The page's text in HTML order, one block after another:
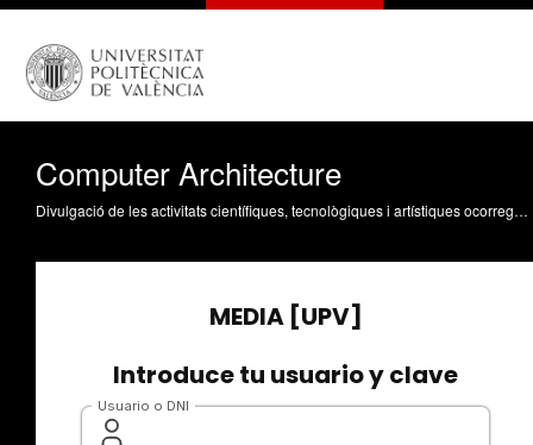
Computer Architecture
Divulgació de les activitats científiques, tecnològiques i artístiques ocorregudes en els tres campus de la UPV